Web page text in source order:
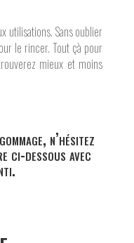
utilisations. Sans oublier
le rincer. Tout çà pour
mieux et moins
n’hésitez
ci-dessous avec